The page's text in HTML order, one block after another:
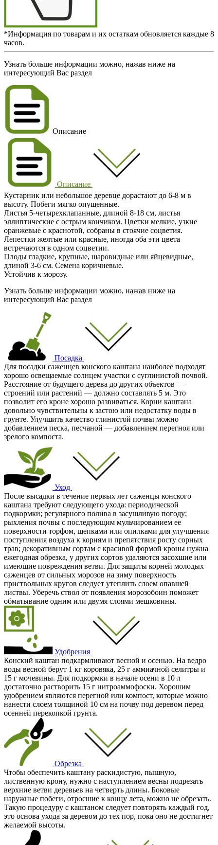
*Информация по товарам и их остаткам обновляется каждые 8
часов.
Узнать больше информации можно, нажав ниже на
интересующий Вас раздел
Описание
Описание
Кустарник или небольшое деревце дорастают до 6-8 м в
высоту. Побеги мягко опущенные.
Листья 5-четырехклапанные, длиной 8-18 см, листья
эллиптические с острым кончиком. Цветки мелкие, узкие
оранжевые с краснотой, собраны в стоячие соцветия.
Лепестки желтые или красные, иногда оба эти цвета
встречаются в одном соцветии.
Плоды гладкие, крупные, шаровидные или яйцевидные,
длиной 3-6 см. Семена коричневые.
Устойчив к морозу.
Узнать больше информации можно, нажав ниже на
интересующий Вас раздел
Посадка
Для посадки саженцев конского каштана наиболее подходят
хорошо освещаемые солнцем участки с суглинистой почвой.
Расстояние от будущего дерева до других объектов —
строений или растений — должно составлять 5 м. Это
позволит его кроне хорошо развиваться. Корни каштана
довольно чувствительны к застою или недостатку воды в
грунте. Улучшить качество глинистой почвы можно
добавлением песка, песчаной — добавлением перегноя или
зрелого компоста.
Уход
После высадки в течение первых лет саженцы конского
каштана требуют следующего ухода: периодической
подкормки; регулярного полива в засушливую погоду;
рыхления почвы с последующим мульчированием ее
поверхности торфом, щепками или опилками для улучшения
поступления воздуха к корням и препятствия росту сорных
трав; декоративным сортам с красивой формой кроны нужна
ежегодная обрезка, у других сортов удаляются засохшие или
имеющие повреждения ветви. Для защиты корней молодых
саженцев от сильных морозов на зиму поверхность
приствольных кругов следует утеплить слоем опавшей
листвы. Уберечь ствол от появления морозобоин поможет
обматывание одним или двумя слоями мешковины.
Удобрения
Конский каштан подкармливают весной и осенью. На ведро
воды весной берут 1 кг коровяка, 25 г аммиачной селитры и
15 г мочевины. Для подкормки в начале осени в 10 л
достаточно растворить 15 г нитроаммофоски. Хорошим
удобрением являются перегной или компост, которые можно
нанести слоем толщиной 10 см на почву под деревом перед
осенней перекопкой грунта.
Обрезка
Чтобы обеспечить каштану раскидистую, пышную,
лиственную крону, нужно с наступлением весны подрезать
верхние ветви деревьев на четверть длины. Боковые
наружные побеги, отросшие к концу лета, можно не обрезать.
Такую процедуру с каштаном следует повторять каждый год,
это основа ухода за деревом до тех пор, пока оно не достигнет
желаемой высоты.